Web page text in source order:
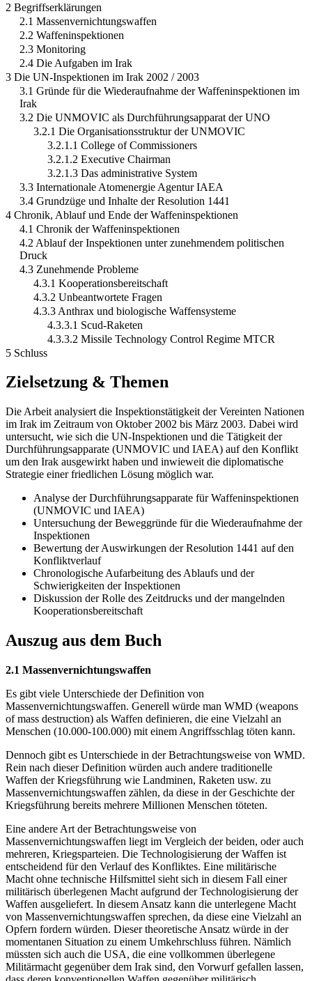
2 Begriffserklärungen
2.1 Massenvernichtungswaffen
2.2 Waffeninspektionen
2.3 Monitoring
2.4 Die Aufgaben im Irak
3 Die UN-Inspektionen im Irak 2002 / 2003
3.1 Gründe für die Wiederaufnahme der Waffeninspektionen im
Irak
3.2 Die UNMOVIC als Durchführungsapparat der UNO
3.2.1 Die Organisationsstruktur der UNMOVIC
3.2.1.1 College of Commissioners
3.2.1.2 Executive Chairman
3.2.1.3 Das administrative System
3.3 Internationale Atomenergie Agentur IAEA
3.4 Grundzüge und Inhalte der Resolution 1441
4 Chronik, Ablauf und Ende der Waffeninspektionen
4.1 Chronik der Waffeninspektionen
4.2 Ablauf der Inspektionen unter zunehmendem politischen
Druck
4.3 Zunehmende Probleme
4.3.1 Kooperationsbereitschaft
4.3.2 Unbeantwortete Fragen
4.3.3 Anthrax und biologische Waffensysteme
4.3.3.1 Scud-Raketen
4.3.3.2 Missile Technology Control Regime MTCR
5 Schluss
Zielsetzung & Themen
Die Arbeit analysiert die Inspektionstätigkeit der Vereinten Nationen
im Irak im Zeitraum von Oktober 2002 bis März 2003. Dabei wird
untersucht, wie sich die UN-Inspektionen und die Tätigkeit der
Durchführungsapparate (UNMOVIC und IAEA) auf den Konflikt
um den Irak ausgewirkt haben und inwieweit die diplomatische
Strategie einer friedlichen Lösung möglich war.
Analyse der Durchführungsapparate für Waffeninspektionen
(UNMOVIC und IAEA)
Untersuchung der Beweggründe für die Wiederaufnahme der
Inspektionen
Bewertung der Auswirkungen der Resolution 1441 auf den
Konfliktverlauf
Chronologische Aufarbeitung des Ablaufs und der
Schwierigkeiten der Inspektionen
Diskussion der Rolle des Zeitdrucks und der mangelnden
Kooperationsbereitschaft
Auszug aus dem Buch
2.1 Massenvernichtungswaffen
Es gibt viele Unterschiede der Definition von
Massenvernichtungswaffen. Generell würde man WMD (weapons
of mass destruction) als Waffen definieren, die eine Vielzahl an
Menschen (10.000-100.000) mit einem Angriffsschlag töten kann.
Dennoch gibt es Unterschiede in der Betrachtungsweise von WMD.
Rein nach dieser Definition würden auch andere traditionelle
Waffen der Kriegsführung wie Landminen, Raketen usw. zu
Massenvernichtungswaffen zählen, da diese in der Geschichte der
Kriegsführung bereits mehrere Millionen Menschen töteten.
Eine andere Art der Betrachtungsweise von
Massenvernichtungswaffen liegt im Vergleich der beiden, oder auch
mehreren, Kriegsparteien. Die Technologisierung der Waffen ist
entscheidend für den Verlauf des Konfliktes. Eine militärische
Macht ohne technische Hilfsmittel sieht sich in diesem Fall einer
militärisch überlegenen Macht aufgrund der Technologisierung der
Waffen ausgeliefert. In diesem Ansatz kann die unterlegene Macht
von Massenvernichtungswaffen sprechen, da diese eine Vielzahl an
Opfern fordern würden. Dieser theoretische Ansatz würde in der
momentanen Situation zu einem Umkehrschluss führen. Nämlich
müssten sich auch die USA, die eine vollkommen überlegene
Militärmacht gegenüber dem Irak sind, den Vorwurf gefallen lassen,